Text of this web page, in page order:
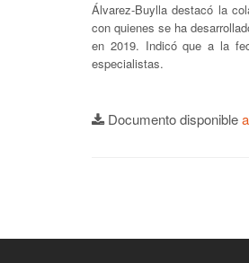
Álvarez-Buylla destacó la
con quienes se ha
en 2019. Indicó que a la
especialistas.
Documento disponible